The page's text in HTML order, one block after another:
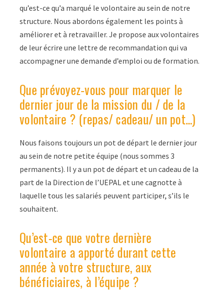
qu’est-ce qu’a marqué le volontaire au sein de notre
structure. Nous abordons également les points à
améliorer et à retravailler. Je propose aux volontaires
de leur écrire une lettre de recommandation qui va
accompagner une demande d’emploi ou de formation.
Que prévoyez-vous pour marquer le
dernier jour de la mission du / de la
volontaire ? (repas/ cadeau/ un pot…)
Nous faisons toujours un pot de départ le dernier jour
au sein de notre petite équipe (nous sommes 3
permanents). Il y a un pot de départ et un cadeau de la
part de la Direction de l’UEPAL et une cagnotte à
laquelle tous les salariés peuvent participer, s’ils le
souhaitent.
Qu’est-ce que votre dernière
volontaire a apporté durant cette
année à votre structure, aux
bénéficiaires, à l’équipe ?